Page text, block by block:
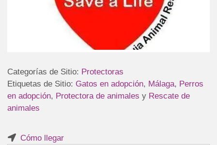
Categorías de Sitio: Protectoras
Etiquetas de Sitio: Gatos en adopción, Málaga, Perros
en adopción, Protectora de animales y Rescate de
animales
Cómo llegar